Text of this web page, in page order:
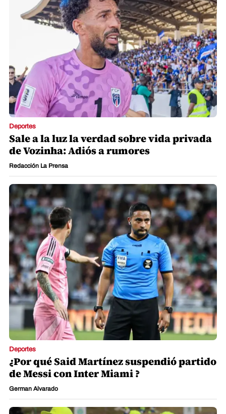
Deportes
Sale a la luz la verdad sobre vida privada
de Vozinha: Adiós a rumores
Redacción La Prensa
Deportes
¿Por qué Said Martínez suspendió partido
de Messi con Inter Miami ?
German Alvarado